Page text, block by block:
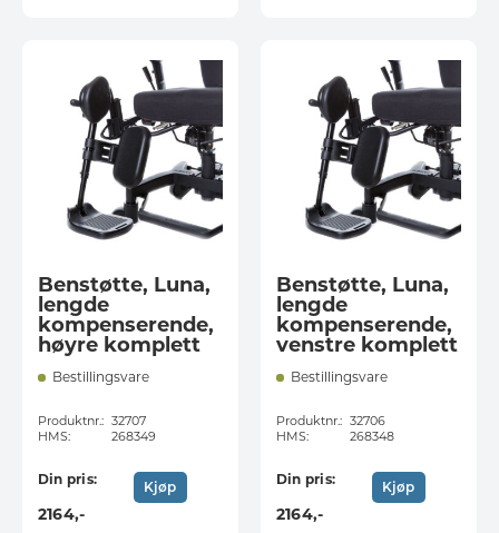
Benstøtte, Luna,
lengde
kompenserende,
høyre komplett
Bestillingsvare
Produktnr.: 32707
HMS:
268349
Din pris:
2164,-
Kjøp
Benstøtte, Luna,
lengde
kompenserende,
venstre komplett
Bestillingsvare
Produktnr.: 32706
HMS:
268348
Din pris:
2164,-
Kjøp